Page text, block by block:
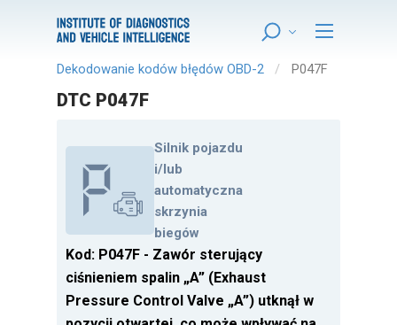
Dekodowanie kodów błędów OBD-2 P047F
DTC P047F
Silnik pojazdu
i/lub
automatyczna
skrzynia
biegów
Kod: P047F - Zawór sterujący
ciśnieniem spalin „A” (Exhaust
Pressure Control Valve „A”) utknął w